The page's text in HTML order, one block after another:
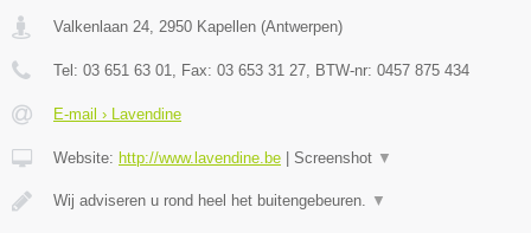
Valkenlaan 24 2950 Kapellen (Antwerpen)
Tel: 03 651 63 01 , Fax: 03 653 31 27 , BTW-nr: 0457 875 434
E-mail › Lavendine
Website: http://www.lavendine.be Screenshot ▼
Wij adviseren u rond heel het buitengebeuren. ▼